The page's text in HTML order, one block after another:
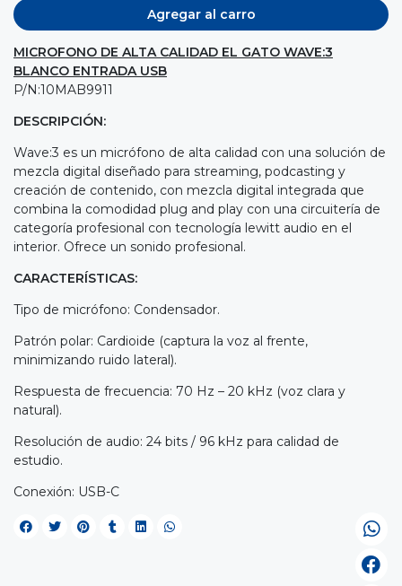
Agregar al carro
MICROFONO DE ALTA CALIDAD EL GATO WAVE:3
BLANCO ENTRADA USB
P/N:10MAB9911
DESCRIPCIÓN:
Wave:3 es un micrófono de alta calidad con una solución de
mezcla digital diseñado para streaming, podcasting y
creación de contenido, con mezcla digital integrada que
combina la comodidad plug and play con una circuitería de
categoría profesional con tecnología lewitt audio en el
interior. Ofrece un sonido profesional.
CARACTERÍSTICAS:
Tipo de micrófono: Condensador.
Patrón polar: Cardioide (captura la voz al frente,
minimizando ruido lateral).
Respuesta de frecuencia: 70 Hz – 20 kHz (voz clara y
natural).
Resolución de audio: 24 bits / 96 kHz para calidad de
estudio.
Conexión: USB-C